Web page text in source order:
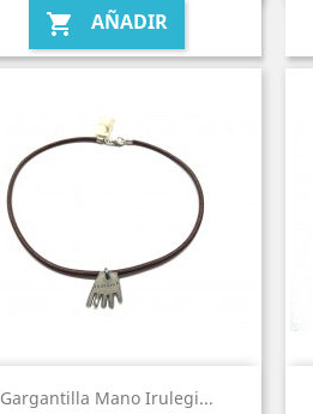
 AÑADIR
Gargantilla Mano Irulegi...